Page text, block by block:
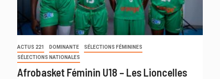
ACTUS 221 DOMINANTE
SÉLECTIONS FÉMININES
SÉLECTIONS NATIONALES
Afrobasket Féminin U18 – Les Lioncelles